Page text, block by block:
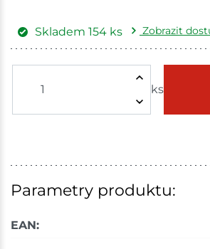
ks
Skladem 154 ks
Zobrazit
Skladem - ihned k odeslání
Mohelnice
Parametry produktu:
EAN: